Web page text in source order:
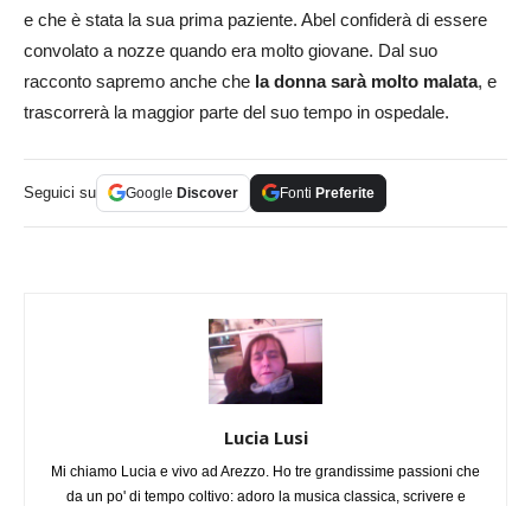
e che è stata la sua prima paziente. Abel confiderà di essere
convolato a nozze quando era molto giovane. Dal suo
racconto sapremo anche che la donna sarà molto malata, e
trascorrerà la maggior parte del suo tempo in ospedale.
Seguici su Google Discover Fonti Preferite
Lucia Lusi
Mi chiamo Lucia e vivo ad Arezzo. Ho tre grandissime passioni che
da un po' di tempo coltivo: adoro la musica classica, scrivere e